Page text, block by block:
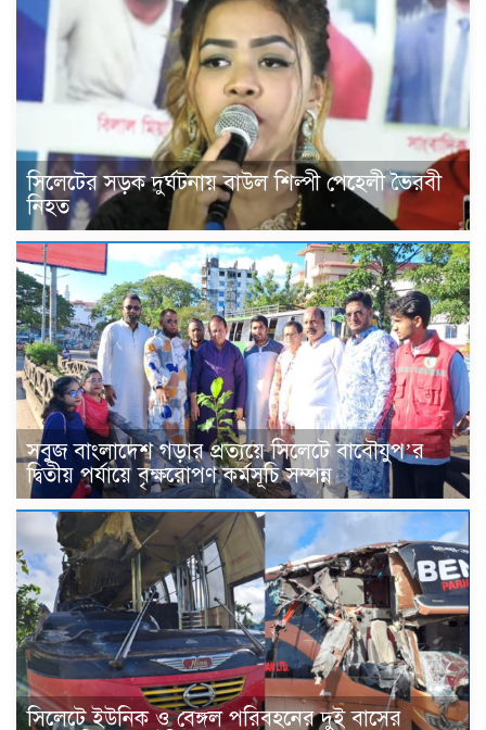
সিলেটের সড়ক দুর্ঘটনায় বাউল শিল্পী পেহেলী ভৈরবী
নিহত
সবুজ বাংলাদেশ গড়ার প্রত্যয়ে সিলেটে বাবৌযুপ’র
দ্বিতীয় পর্যায়ে বৃক্ষরোপণ কর্মসূচি সম্পন্ন
সিলেটে ইউনিক ও বেঙ্গল পরিবহনের দুই বাসের